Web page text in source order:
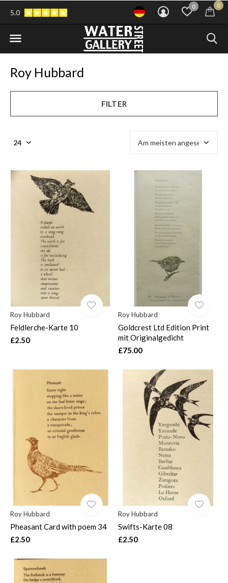
0 0
5.0
Roy Hubbard
FILTER
Roy Hubbard
Feldlerche-Karte 10
£2.50
Roy Hubbard
Goldcrest Ltd Edition Print
mit Originalgedicht
£75.00
Roy Hubbard
Pheasant Card with poem 34
£2.50
Roy Hubbard
Swifts-Karte 08
£2.50